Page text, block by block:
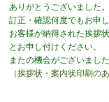
ありがとうございました。
訂正・確認何度でもお申
お客様が納得された挨拶
とお申し付けください。
またの機会がございまし
（挨拶状・案内状印刷の